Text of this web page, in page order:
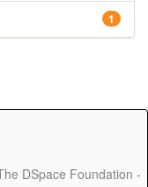
1
DSpace Foundation -